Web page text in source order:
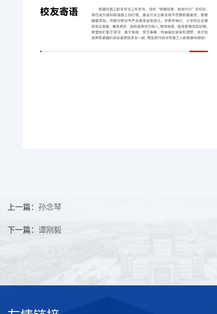
上一篇： 孙念琴
下一篇： 谭刚毅